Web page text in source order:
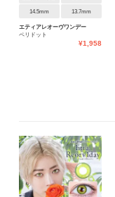
14.5mm 13.7mm
エティアレオーヴワンデー
ペリドット
¥1,958